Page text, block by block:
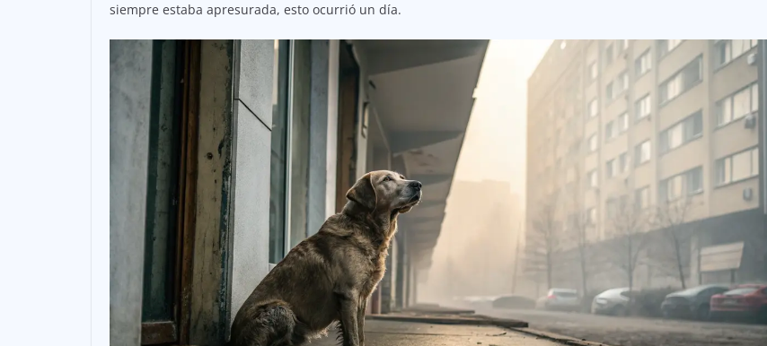
siempre estaba apresurada, esto ocurrió un día.